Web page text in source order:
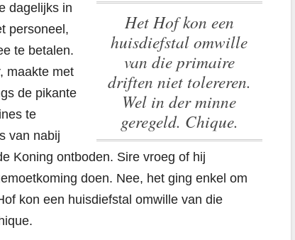
Het Hof kon een
huisdiefstal omwille
van die primaire
driften niet tolereren.
Wel in der minne
geregeld. Chique.
dagelijks in
personeel,
te betalen.
maakte met
de pikante
te
van nabij
Koning ontboden. Sire vroeg of hij
doen. Nee, het ging enkel om
kon een huisdiefstal omwille van die